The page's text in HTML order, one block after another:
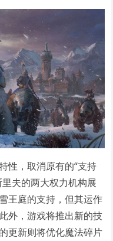
性，取消原有的“支持
夫的两大权力机构展
王庭的支持，但其运作
外，游戏将推出新的技
更新则将优化魔法碎片